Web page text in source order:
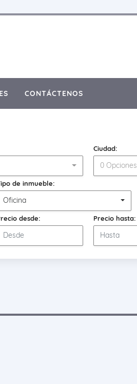
CONTÁCTENOS
Ciudad:
0 Opciones
de inmueble:
Oficina
desde: Precio hasta: